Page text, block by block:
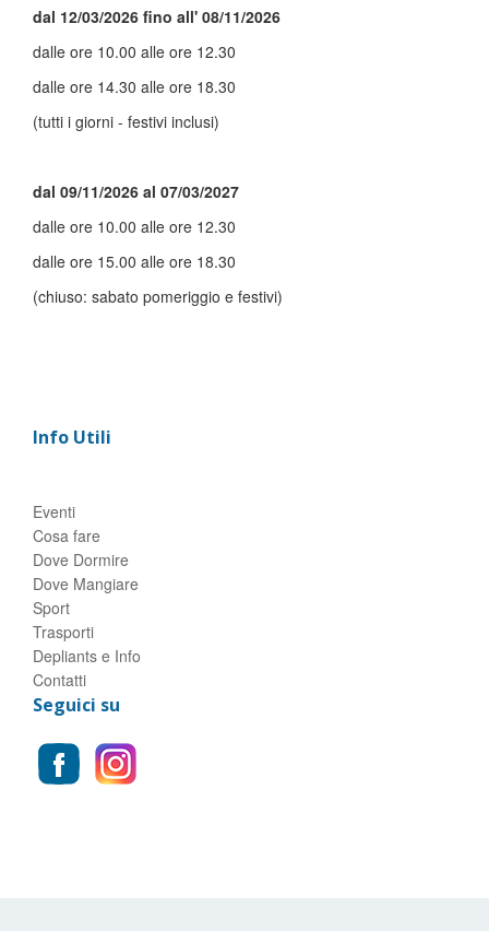
dal 12/03/2026 fino all' 08/11/2026
dalle ore 10.00 alle ore 12.30
dalle ore 14.30 alle ore 18.30
(tutti i giorni - festivi inclusi)
dal 09/11/2026 al 07/03/2027
dalle ore 10.00 alle ore 12.30
dalle ore 15.00 alle ore 18.30
(chiuso: sabato pomeriggio e festivi)
Info Utili
Eventi
Cosa fare
Dove Dormire
Dove Mangiare
Sport
Trasporti
Depliants e Info
Contatti
Seguici su